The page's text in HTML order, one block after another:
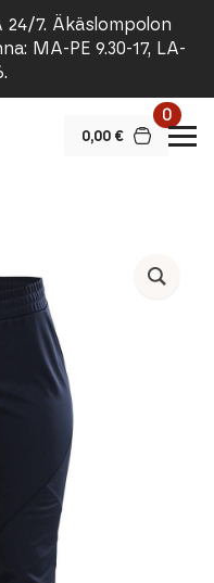
24/7. Äkäslompolon
MA-PE 9.30-17, LA-
0,00 €
0